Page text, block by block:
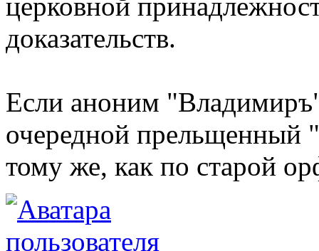
церковной
доказательств.
Если аноним "Владимиръ"
очередной прельщенный
тому же, как по старой